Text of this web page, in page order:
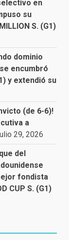
en
su
S. (G1)
dominio
encumbró
y extendió su
(de 6-6)!
a
29, 2026
del
fondista
CUP S. (G1)